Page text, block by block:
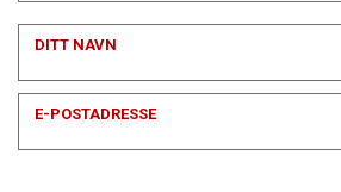
DITT NAVN
E-POSTADRESSE